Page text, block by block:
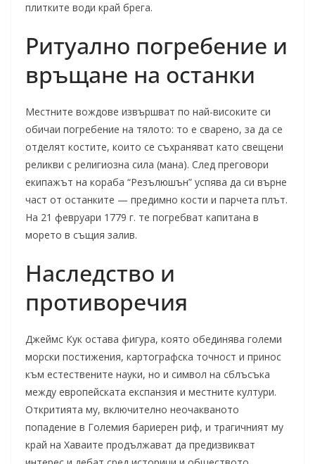
плитките води край брега.
Ритуално погребение и
връщане на останки
Местните вождове извършват по най-високите си
обичаи погребение на тялото: то е сварено, за да се
отделят костите, които се съхраняват като свещени
реликви с религиозна сила (мана). След преговори
екипажът на кораба “Резълюшън” успява да си върне
част от останките — предимно кости и парчета плът.
На 21 февруари 1779 г. те погребват капитана в
морето в същия залив.
Наследство и
противоречия
Джеймс Кук остава фигурa, която обединява големи
морски постижения, картографска точност и принос
към естествените науки, но и символ на сблъсъка
между европейската експанзия и местните култури.
Откритията му, включително неочакваното
попадение в Големия бариерен риф, и трагичният му
край на Хаваите продължават да предизвикват